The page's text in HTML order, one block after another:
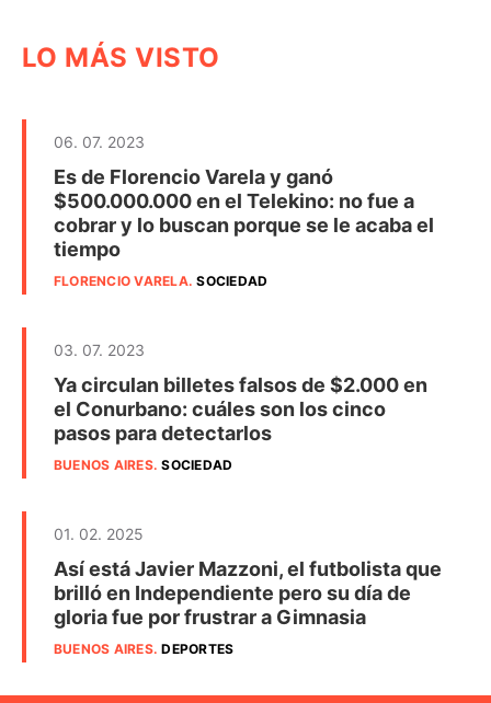
LO MÁS VISTO
06. 07. 2023
Es de Florencio Varela y ganó
$500.000.000 en el Telekino: no fue a
cobrar y lo buscan porque se le acaba el
tiempo
FLORENCIO VARELA.SOCIEDAD
03. 07. 2023
Ya circulan billetes falsos de $2.000 en
el Conurbano: cuáles son los cinco
pasos para detectarlos
BUENOS AIRES.SOCIEDAD
01. 02. 2025
Así está Javier Mazzoni, el futbolista que
brilló en Independiente pero su día de
gloria fue por frustrar a Gimnasia
BUENOS AIRES.DEPORTES